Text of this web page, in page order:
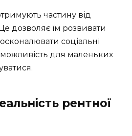
частину від
дозволяє їм розвивати
соціальні
для маленьких
рентної